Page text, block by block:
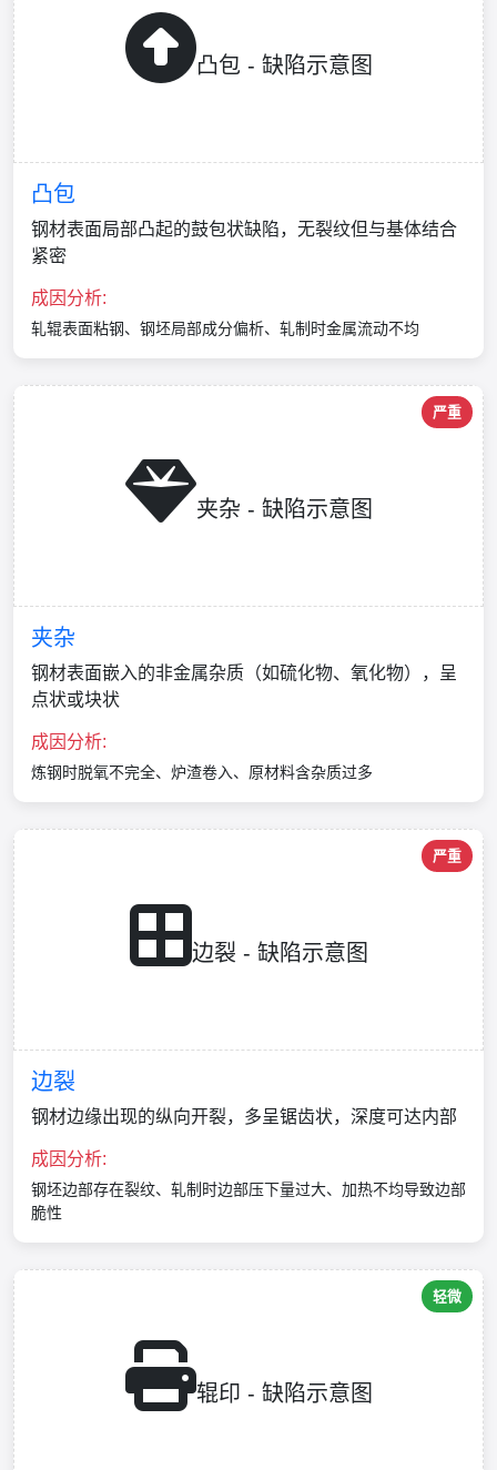
凸包 - 缺陷示意图
凸包
钢材表面局部凸起的鼓包状缺陷，无裂纹但与基体结合
紧密
成因分析:
轧辊表面粘钢、钢坯局部成分偏析、轧制时金属流动不均
夹杂 - 缺陷示意图
严重
夹杂
钢材表面嵌入的非金属杂质（如硫化物、氧化物），呈
点状或块状
成因分析:
炼钢时脱氧不完全、炉渣卷入、原材料含杂质过多
边裂 - 缺陷示意图
严重
边裂
钢材边缘出现的纵向开裂，多呈锯齿状，深度可达内部
成因分析:
钢坯边部存在裂纹、轧制时边部压下量过大、加热不均导致边部
脆性
辊印 - 缺陷示意图
轻微